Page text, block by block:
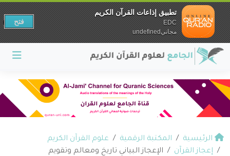
الرئيسية المكتبة الرقمية
علوم القرآن الكريم
إعجاز القرآن
الإعجاز البياني تاريخ ومعالم وتقويم
تطبيق إذاعات القرآن الكريم
EDC
مجانيundefined
فتح